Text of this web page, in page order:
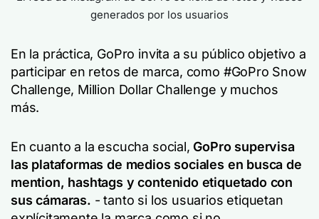
generados por los usuarios
En la práctica, GoPro invita a su público objetivo a
participar en retos de marca, como #GoPro Snow
Challenge, Million Dollar Challenge y muchos
más.
En cuanto a la escucha social, GoPro supervisa
las plataformas de medios sociales en busca de
mention, hashtags y contenido etiquetado con
sus cámaras. - tanto si los usuarios etiquetan